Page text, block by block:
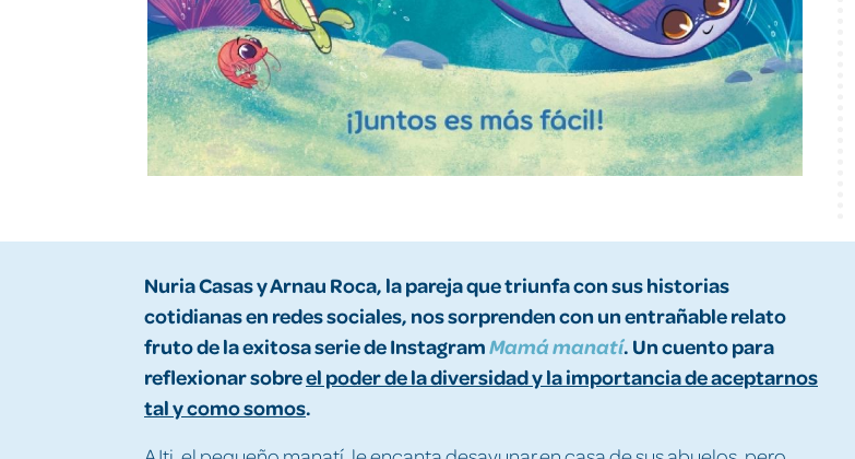
Nuria Casas y Arnau Roca, la pareja que triunfa con sus historias
cotidianas en redes sociales, nos sorprenden con un entrañable relato
fruto de la exitosa serie de InstagramMamá manatí. Un cuento para
reflexionar sobreel poder de la diversidad y la importancia de aceptarnos
tal y como somos.